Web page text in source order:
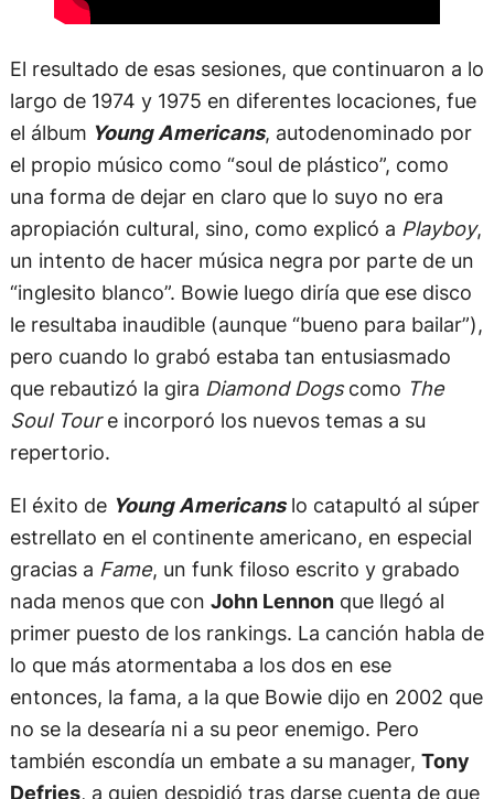
El resultado de esas sesiones, que continuaron a lo
largo de 1974 y 1975 en diferentes locaciones, fue
el álbum Young Americans, autodenominado por
el propio músico como “soul de plástico”, como
una forma de dejar en claro que lo suyo no era
apropiación cultural, sino, como explicó a Playboy,
un intento de hacer música negra por parte de un
“inglesito blanco”. Bowie luego diría que ese disco
le resultaba inaudible (aunque “bueno para bailar”),
pero cuando lo grabó estaba tan entusiasmado
que rebautizó la gira Diamond Dogscomo The
Soul Toure incorporó los nuevos temas a su
repertorio.
El éxito de Young Americanslo catapultó al súper
estrellato en el continente americano, en especial
gracias a Fame, un funk filoso escrito y grabado
nada menos que con John Lennonque llegó al
primer puesto de los rankings. La canción habla de
lo que más atormentaba a los dos en ese
entonces, la fama, a la que Bowie dijo en 2002 que
no se la desearía ni a su peor enemigo. Pero
también escondía un embate a su manager, Tony
Defries, a quien despidió tras darse cuenta de que